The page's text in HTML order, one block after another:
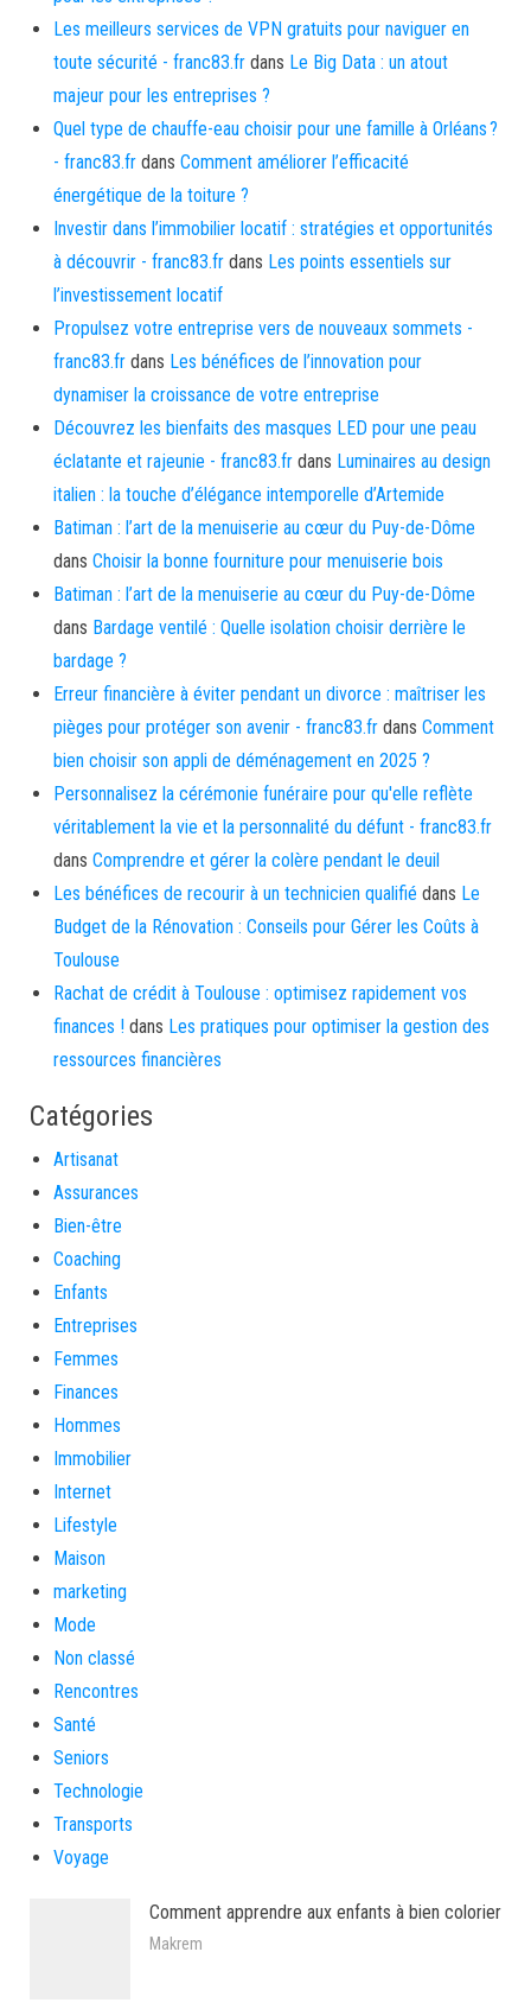
Les meilleurs services de VPN gratuits pour naviguer en
toute sécurité - franc83.fr dans Le Big Data : un atout
majeur pour les entreprises ?
Quel type de chauffe-eau choisir pour une famille à Orléans ?
- franc83.fr dans Comment améliorer l’efficacité
énergétique de la toiture ?
Investir dans l’immobilier locatif : stratégies et opportunités
à découvrir - franc83.fr dans Les points essentiels sur
l’investissement locatif
Propulsez votre entreprise vers de nouveaux sommets -
franc83.fr dans Les bénéfices de l’innovation pour
dynamiser la croissance de votre entreprise
Découvrez les bienfaits des masques LED pour une peau
éclatante et rajeunie - franc83.fr dans Luminaires au design
italien : la touche d’élégance intemporelle d’Artemide
Batiman : l’art de la menuiserie au cœur du Puy-de-Dôme
dans Choisir la bonne fourniture pour menuiserie bois
Batiman : l’art de la menuiserie au cœur du Puy-de-Dôme
dans Bardage ventilé : Quelle isolation choisir derrière le
bardage ?
Erreur financière à éviter pendant un divorce : maîtriser les
pièges pour protéger son avenir - franc83.fr dans Comment
bien choisir son appli de déménagement en 2025 ?
Personnalisez la cérémonie funéraire pour qu'elle reflète
véritablement la vie et la personnalité du défunt - franc83.fr
dans Comprendre et gérer la colère pendant le deuil
Les bénéfices de recourir à un technicien qualifié dans Le
Budget de la Rénovation : Conseils pour Gérer les Coûts à
Toulouse
Rachat de crédit à Toulouse : optimisez rapidement vos
finances ! dans Les pratiques pour optimiser la gestion des
ressources financières
Catégories
Artisanat
Assurances
Bien-être
Coaching
Enfants
Entreprises
Femmes
Finances
Hommes
Immobilier
Internet
Lifestyle
Maison
marketing
Mode
Non classé
Rencontres
Santé
Seniors
Technologie
Transports
Voyage
Comment apprendre aux enfants à bien colorier
Makrem